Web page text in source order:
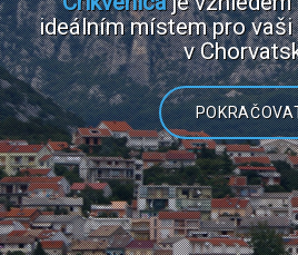
ideálním místem pro
v